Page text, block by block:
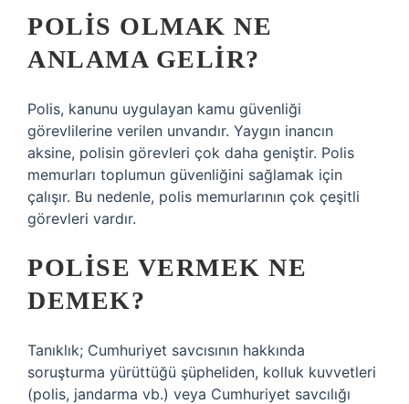
POLIS OLMAK NE
ANLAMA GELIR?
Polis, kanunu uygulayan kamu güvenliği
görevlilerine verilen unvandır. Yaygın inancın
aksine, polisin görevleri çok daha geniştir. Polis
memurları toplumun güvenliğini sağlamak için
çalışır. Bu nedenle, polis memurlarının çok çeşitli
görevleri vardır.
POLISE VERMEK NE
DEMEK?
Tanıklık; Cumhuriyet savcısının hakkında
soruşturma yürüttüğü şüpheliden, kolluk kuvvetleri
(polis, jandarma vb.) veya Cumhuriyet savcılığı